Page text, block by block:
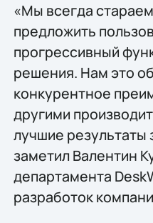
«Мы всегда
предложить
прогрессивный
решения. Нам это
конкурентное
другими
лучшие результаты
заметил Валентин
департамента
разработок